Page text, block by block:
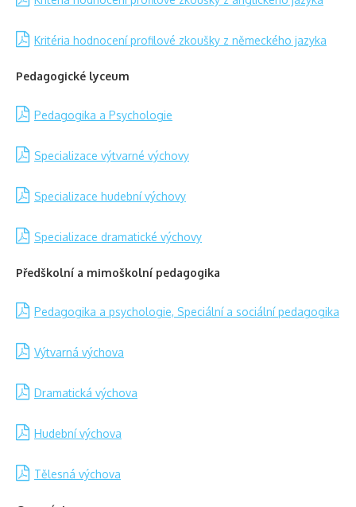
Kritéria hodnocení profilové zkoušky z německého jazyka
Pedagogické lyceum
Pedagogika a Psychologie
Specializace výtvarné výchovy
Specializace hudební výchovy
Specializace dramatické výchovy
Předškolní a mimoškolní pedagogika
Pedagogika a psychologie, Speciální a sociální pedagogika
Výtvarná výchova
Dramatická výchova
Hudební výchova
Tělesná výchova